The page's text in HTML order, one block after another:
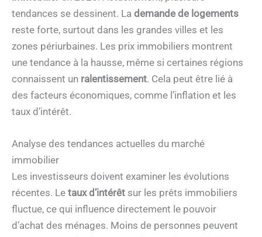
tendances se dessinent. La demande de logements
reste forte, surtout dans les grandes villes et les
zones périurbaines. Les prix immobiliers montrent
une tendance à la hausse, même si certaines régions
connaissent un ralentissement. Cela peut être lié à
des facteurs économiques, comme l’inflation et les
taux d’intérêt.
Analyse des tendances actuelles du marché
immobilier
Les investisseurs doivent examiner les évolutions
récentes. Le taux d’intérêt sur les prêts immobiliers
fluctue, ce qui influence directement le pouvoir
d’achat des ménages. Moins de personnes peuvent